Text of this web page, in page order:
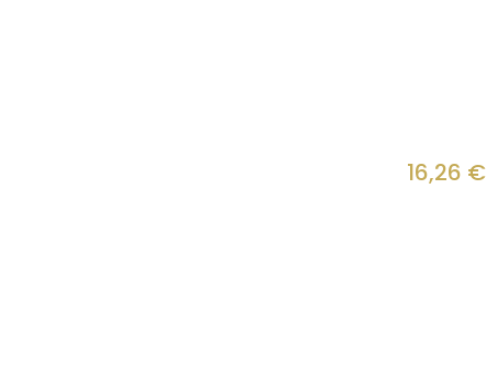
16,26 €